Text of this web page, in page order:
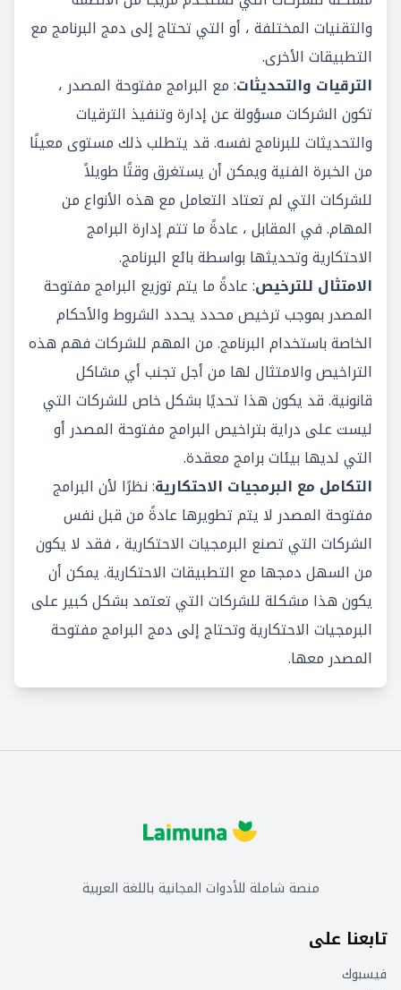
والتقنيات المختلفة ، أو التي تحتاج إلى دمج البرنامج مع
التطبيقات الأخرى.
الترقيات والتحديثات: مع البرامج مفتوحة المصدر ،
تكون الشركات مسؤولة عن إدارة وتنفيذ الترقيات
والتحديثات للبرنامج نفسه. قد يتطلب ذلك مستوى معينًا
من الخبرة الفنية ويمكن أن يستغرق وقتًا طويلاً
للشركات التي لم تعتاد التعامل مع هذه الأنواع من
المهام. في المقابل ، عادةً ما تتم إدارة البرامج
الاحتكارية وتحديثها بواسطة بائع البرنامج.
الامتثال للترخيص: عادةً ما يتم توزيع البرامج مفتوحة
المصدر بموجب ترخيص محدد يحدد الشروط والأحكام
الخاصة باستخدام البرنامج. من المهم للشركات فهم هذه
التراخيص والامتثال لها من أجل تجنب أي مشاكل
قانونية. قد يكون هذا تحديًا بشكل خاص للشركات التي
ليست على دراية بتراخيص البرامج مفتوحة المصدر أو
التي لديها بيئات برامج معقدة.
التكامل مع البرمجيات الاحتكارية: نظرًا لأن البرامج
مفتوحة المصدر لا يتم تطويرها عادةً من قبل نفس
الشركات التي تصنع البرمجيات الاحتكارية ، فقد لا يكون
من السهل دمجها مع التطبيقات الاحتكارية. يمكن أن
يكون هذا مشكلة للشركات التي تعتمد بشكل كبير على
البرمجيات الاحتكارية وتحتاج إلى دمج البرامج مفتوحة
المصدر معها.
منصة شاملة للأدوات المجانية باللغة العربية
تابعنا على
فيسبوك